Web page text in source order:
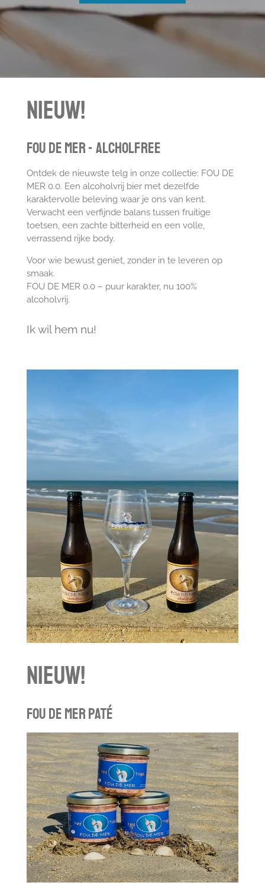
g
e
n
r
r
e
n
r
n
r
r
n
r
r
n
n
nIEUW!
FOU DE MER - ALCHOLFREE
Ontdek de nieuwste telg in onze collectie: FOU DE
MER 0.0. Een alcoholvrij bier met dezelfde
karaktervolle beleving waar je ons van kent.
Verwacht een verfijnde balans tussen fruitige
toetsen, een zachte bitterheid en een volle,
verrassend rijke body.
Voor wie bewust geniet, zonder in te leveren op
smaak.
FOU DE MER 0.0 – puur karakter, nu 100%
alcoholvrij.
Ik wil hem nu!
NIEUW!
Fou de mer paté